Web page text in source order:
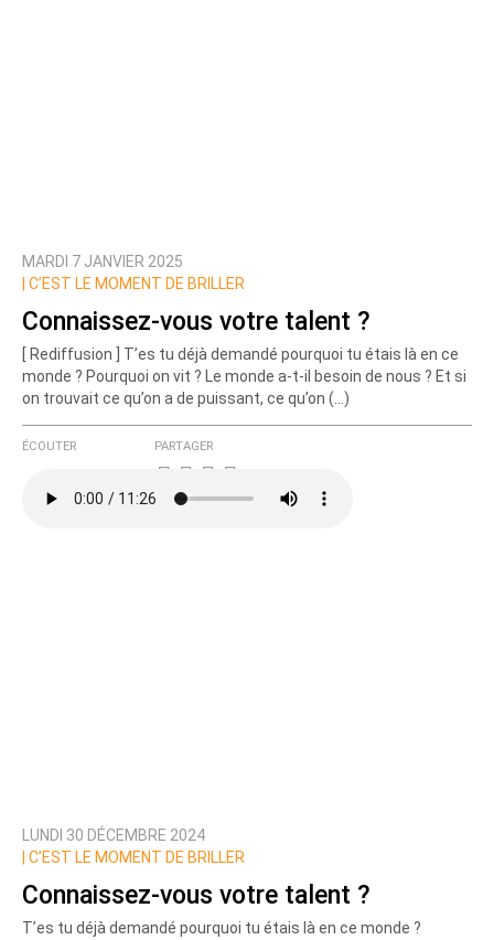
MARDI 7 JANVIER 2025
C’EST LE MOMENT DE BRILLER
Connaissez-vous votre talent ?
[ Rediffusion ] T’es tu déjà demandé pourquoi tu étais là en ce
monde ? Pourquoi on vit ? Le monde a-t-il besoin de nous ? Et si
on trouvait ce qu’on a de puissant, ce qu’on (…)
ÉCOUTER PARTAGER
LUNDI 30 DÉCEMBRE 2024
C’EST LE MOMENT DE BRILLER
Connaissez-vous votre talent ?
T’es tu déjà demandé pourquoi tu étais là en ce monde ?